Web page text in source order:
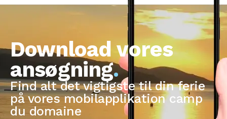
Download vores
ansøgning.
Find alt det vigtigste til din ferie
på vores mobilapplikation camp
du domaine